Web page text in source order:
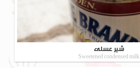
شیر عسلی
Sweetened condensed milk